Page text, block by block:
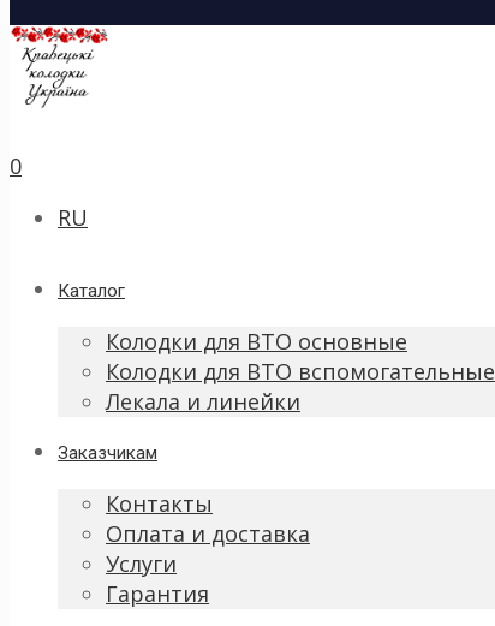
0
RU
Каталог
Колодки для ВТО основные
Колодки для ВТО вспомогательные
Лекала и линейки
Заказчикам
Контакты
Оплата и доставка
Услуги
Гарантия